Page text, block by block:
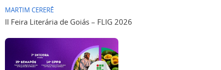
MARTIM CERERÊ
II Feira Literária de Goiás – FLIG 2026